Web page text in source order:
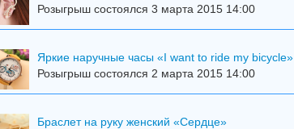
Розыгрыш состоялся 3 марта 2015 14:00
Яркие наручные часы «I want to ride my bicycle»
Розыгрыш состоялся 2 марта 2015 14:00
Браслет на руку женский «Сердце»